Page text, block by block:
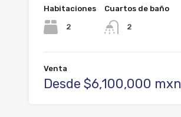
Habitaciones
2
Cuartos de baño
2
Venta
Desde $6,100,000 mxn